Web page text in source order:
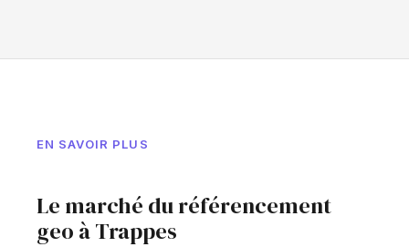
EN SAVOIR PLUS
Le marché du référencement
geo à Trappes